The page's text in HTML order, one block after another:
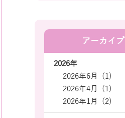
アーカイブ
2026年
2026年6月 (1)
2026年4月 (1)
2026年1月 (2)